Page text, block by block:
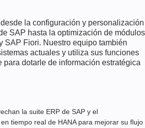
la configuración y personalización
SAP hasta la optimización de módulos
SAP Fiori. Nuestro equipo también
actuales y utiliza sus funciones
para dotarle de información estratégica
la suite ERP de SAP y el
tiempo real de HANA para mejorar su flujo